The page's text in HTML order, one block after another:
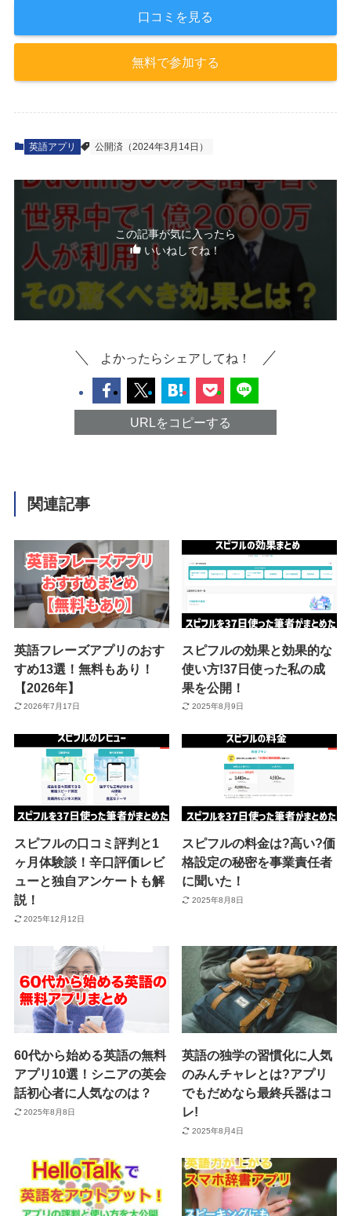
口コミを見る
無料で参加する
英語アプリ 公開済（2024年3月14日）
この記事が気に入ったら
いいねしてね！
よかったらシェアしてね！
URLをコピーする
関連記事
英語フレーズアプリのおす
すめ13選！無料もあり！
【2026年】
2026年7月17日
スピフルの効果と効果的な
使い方!37日使った私の成
果を公開！
2025年8月9日
スピフルの口コミ評判と1
ヶ月体験談！辛口評価レビ
ューと独自アンケートも解
説！
2025年12月12日
スピフルの料金は?高い?価
格設定の秘密を事業責任者
に聞いた！
2025年8月8日
60代から始める英語の無料
アプリ10選！シニアの英会
話初心者に人気なのは？
2025年8月8日
英語の独学の習慣化に人気
のみんチャレとは?アプリ
でもだめなら最終兵器はコ
レ!
2025年8月4日